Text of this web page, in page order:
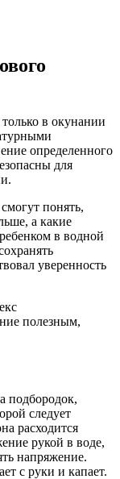
в окунании
определенного
для
понять,
а какие
в водной
уверенность
полезным,
подбородок,
следует
расходится
рукой в воде,
напряжение.
с руки и капает.